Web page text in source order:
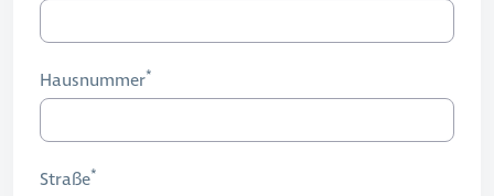
Hausnummer
Straße